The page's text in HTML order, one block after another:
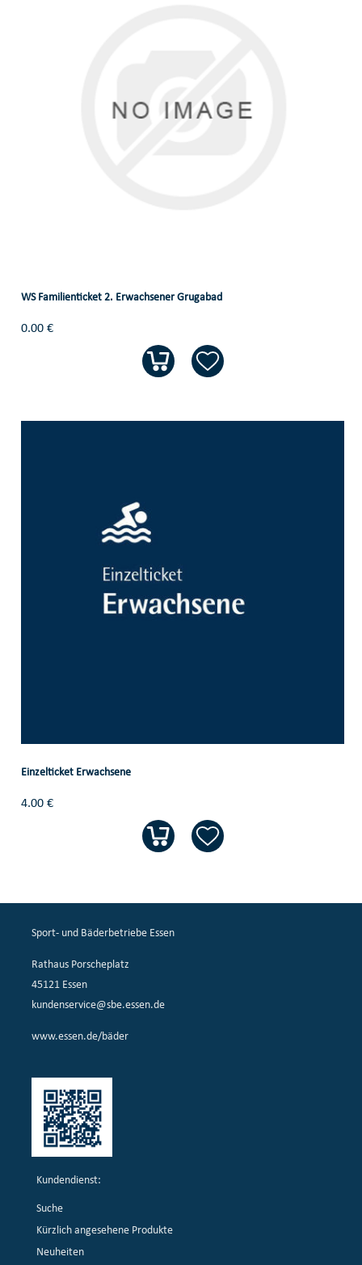
WS Familienticket 2. Erwachsener Grugabad
0.00 €
Einzelticket Erwachsene
4.00 €
Sport- und Bäderbetriebe Essen
Rathaus Porscheplatz
45121 Essen
kundenservice@sbe.essen.de
www.essen.de/bäder
Kundendienst:
Suche
Kürzlich angesehene Produkte
Neuheiten